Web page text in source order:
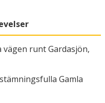
runt Gardasjön,
Gamla